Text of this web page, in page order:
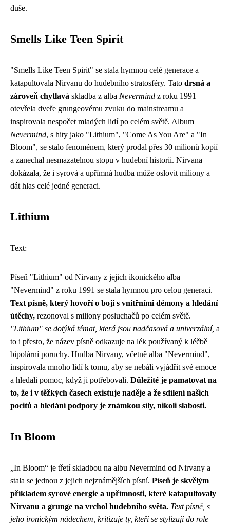
duše.
Smells Like Teen Spirit
"Smells Like Teen Spirit" se stala hymnou celé generace a
katapultovala Nirvanu do hudebního stratosféry. Tato drsná a
zároveň chytlavá skladba z alba Nevermind z roku 1991
otevřela dveře grungeovému zvuku do mainstreamu a
inspirovala nespočet mladých lidí po celém světě. Album
Nevermind, s hity jako "Lithium", "Come As You Are" a "In
Bloom", se stalo fenoménem, který prodal přes 30 milionů kopií
a zanechal nesmazatelnou stopu v hudební historii. Nirvana
dokázala, že i syrová a upřímná hudba může oslovit miliony a
dát hlas celé jedné generaci.
Lithium
Text:
Píseň "Lithium" od Nirvany z jejich ikonického alba
"Nevermind" z roku 1991 se stala hymnou pro celou generaci.
Text písně, který hovoří o boji s vnitřními démony a hledání
útěchy, rezonoval s miliony posluchačů po celém světě.
"Lithium" se dotýká témat, která jsou nadčasová a univerzální, a
to i přesto, že název písně odkazuje na lék používaný k léčbě
bipolární poruchy. Hudba Nirvany, včetně alba "Nevermind",
inspirovala mnoho lidí k tomu, aby se nebáli vyjádřit své emoce
a hledali pomoc, když ji potřebovali. Důležité je pamatovat na
to, že i v těžkých časech existuje naděje a že sdílení našich
pocitů a hledání podpory je známkou síly, nikoli slabosti.
In Bloom
„In Bloom“ je třetí skladbou na albu Nevermind od Nirvany a
stala se jednou z jejich nejznámějších písní. Píseň je skvělým
příkladem syrové energie a upřímnosti, které katapultovaly
Nirvanu a grunge na vrchol hudebního světa. Text písně, s
jeho ironickým nádechem, kritizuje ty, kteří se stylizují do role